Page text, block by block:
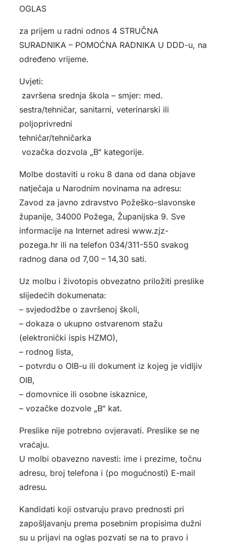
OGLAS
za prijem u radni odnos 4 STRUČNA
SURADNIKA – POMOĆNA RADNIKA U DDD-u, na
određeno vrijeme.
Uvjeti:
­ završena srednja škola – smjer: med.
sestra/tehničar, sanitarni, veterinarski ili
poljoprivredni
tehničar/tehničarka
­ vozačka dozvola „B“ kategorije.
Molbe dostaviti u roku 8 dana od dana objave
natječaja u Narodnim novinama na adresu:
Zavod za javno zdravstvo Požeško-slavonske
županije, 34000 Požega, Županijska 9. Sve
informacije na Internet adresi www.zjz-
pozega.hr ili na telefon 034/311-550 svakog
radnog dana od 7,00 – 14,30 sati.
Uz molbu i životopis obvezatno priložiti preslike
slijedećih dokumenata:
– svjedodžbe o završenoj školi,
– dokaza o ukupno ostvarenom stažu
(elektronički ispis HZMO),
– rodnog lista,
– potvrdu o OIB-u ili dokument iz kojeg je vidljiv
OIB,
– domovnice ili osobne iskaznice,
– vozačke dozvole „B“ kat.
Preslike nije potrebno ovjeravati. Preslike se ne
vraćaju.
U molbi obavezno navesti: ime i prezime, točnu
adresu, broj telefona i (po mogućnosti) E-mail
adresu.
Kandidati koji ostvaruju pravo prednosti pri
zapošljavanju prema posebnim propisima dužni
su u prijavi na oglas pozvati se na to pravo i